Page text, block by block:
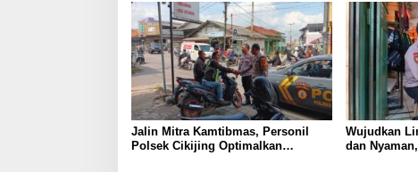
Jalin Mitra Kamtibmas, Personil
Polsek Cikijing Optimalkan
Wujudkan
dan